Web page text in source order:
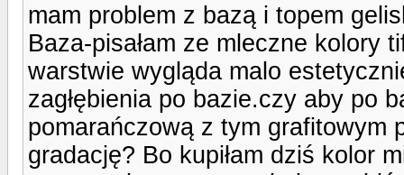
mam problem z bazą i topem
Baza-pisałam ze mleczne kolory
warstwie wygląda malo
zagłębienia po bazie.czy aby po
pomarańczową z tym grafitowym
gradację? Bo kupiłam dziś kolor